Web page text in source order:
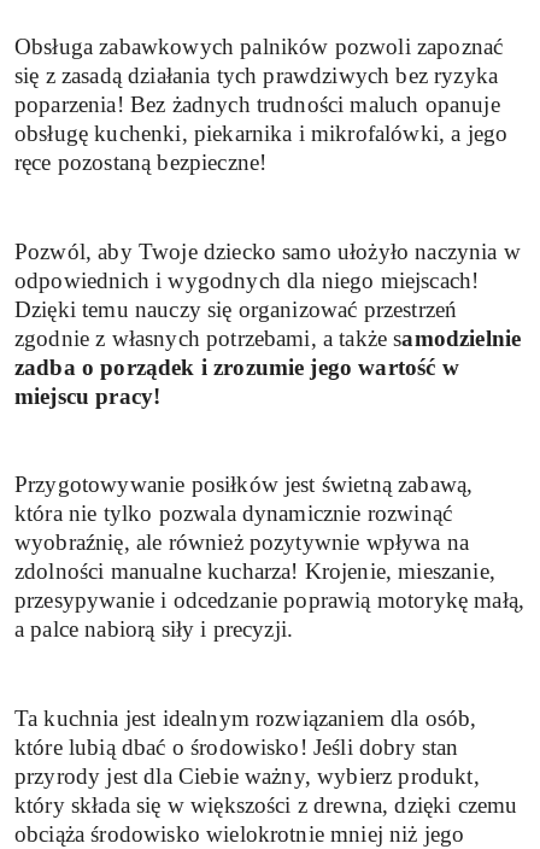
Obsługa zabawkowych palników pozwoli zapoznać
się z zasadą działania tych prawdziwych bez ryzyka
poparzenia! Bez żadnych trudności maluch opanuje
obsługę kuchenki, piekarnika i mikrofalówki, a jego
ręce pozostaną bezpieczne!
Pozwól, aby Twoje dziecko samo ułożyło naczynia w
odpowiednich i wygodnych dla niego miejscach!
Dzięki temu nauczy się organizować przestrzeń
zgodnie z własnych potrzebami, a także samodzielnie
zadba o porządek i zrozumie jego wartość w
miejscu pracy!
Przygotowywanie posiłków jest świetną zabawą,
która nie tylko pozwala dynamicznie rozwinąć
wyobraźnię, ale również pozytywnie wpływa na
zdolności manualne kucharza! Krojenie, mieszanie,
przesypywanie i odcedzanie poprawią motorykę małą,
a palce nabiorą siły i precyzji.
Ta kuchnia jest idealnym rozwiązaniem dla osób,
które lubią dbać o środowisko! Jeśli dobry stan
przyrody jest dla Ciebie ważny, wybierz produkt,
który składa się w większości z drewna, dzięki czemu
obciąża środowisko wielokrotnie mniej niż jego